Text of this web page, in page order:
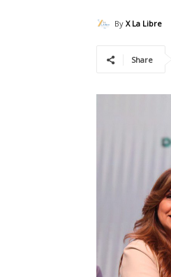
By X La Libre
Share